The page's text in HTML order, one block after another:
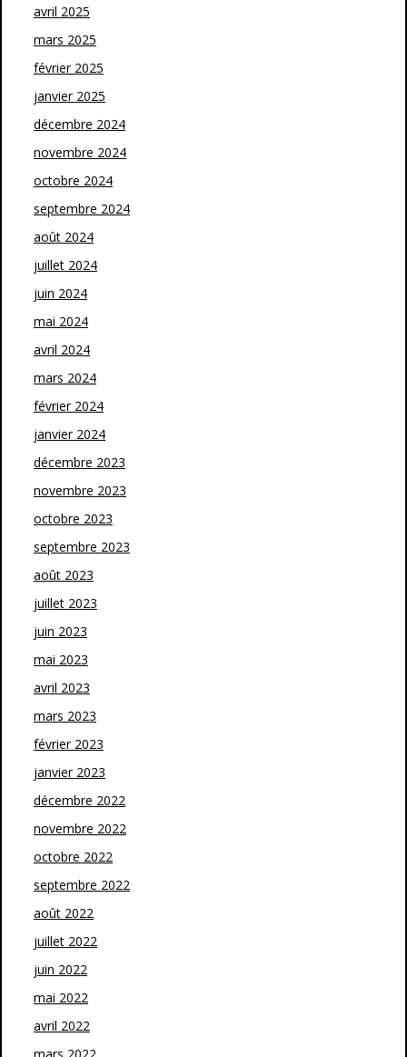
avril 2025
mars 2025
février 2025
janvier 2025
décembre 2024
novembre 2024
octobre 2024
septembre 2024
août 2024
juillet 2024
juin 2024
mai 2024
avril 2024
mars 2024
février 2024
janvier 2024
décembre 2023
novembre 2023
octobre 2023
septembre 2023
août 2023
juillet 2023
juin 2023
mai 2023
avril 2023
mars 2023
février 2023
janvier 2023
décembre 2022
novembre 2022
octobre 2022
septembre 2022
août 2022
juillet 2022
juin 2022
mai 2022
avril 2022